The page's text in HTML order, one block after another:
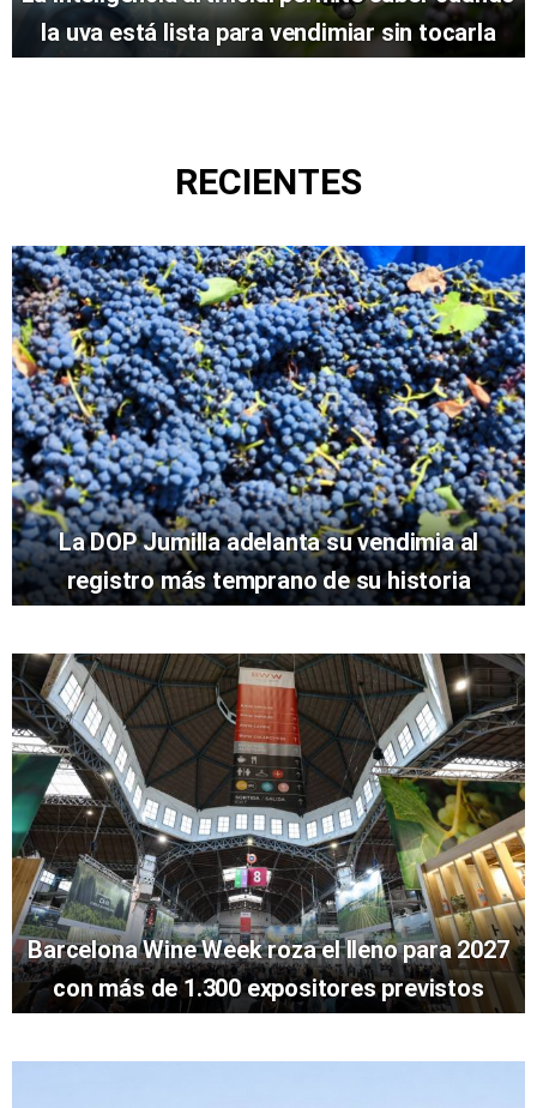
la uva está lista para vendimiar sin tocarla
RECIENTES
La DOP Jumilla adelanta su vendimia al
registro más temprano de su historia
Barcelona Wine Week roza el lleno para 2027
con más de 1.300 expositores previstos